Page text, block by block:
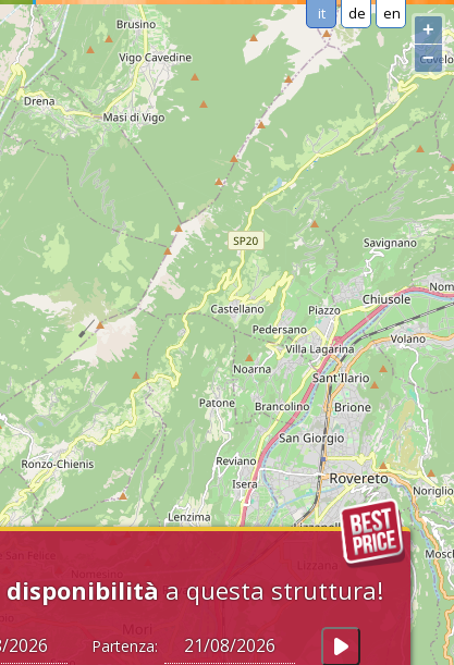
it de en
disponibilità a questa struttura!
Partenza:
+
−